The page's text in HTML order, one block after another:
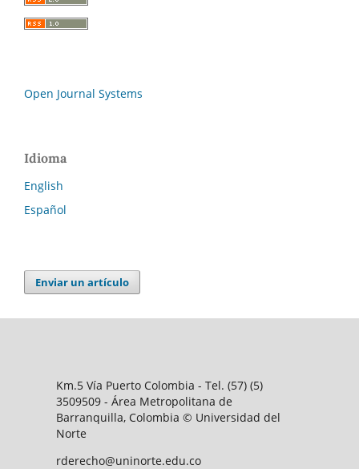
Open Journal Systems
Idioma
English
Español
Enviar un artículo
Km.5 Vía Puerto Colombia - Tel. (57) (5)
3509509 - Área Metropolitana de
Barranquilla, Colombia © Universidad del
Norte
rderecho@uninorte.edu.co